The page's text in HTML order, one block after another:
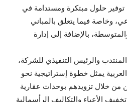
حلول مبتكرة ومستدامة في
وخاصة فيما يتعلق بالمباني
بالإضافة إلى إدارة
والرئيس التنفيذي للشركة،
يمثل خطوة إستراتيجية نحو
من خلال تزويدهم بوحدات عقارية
الأعباء والتكاليف الرأسمالية